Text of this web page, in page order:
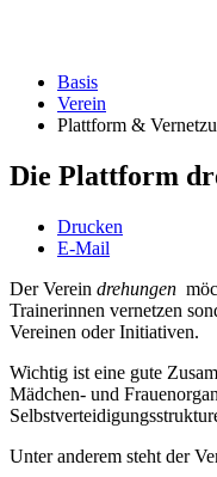
Basis
Verein
Plattform &
Die Plattform
Drucken
E-Mail
Der Verein drehungen
Trainerinnen vernetzen
Vereinen oder Initiativen.
Wichtig ist eine gute
Mädchen- und
Unter anderem steht der